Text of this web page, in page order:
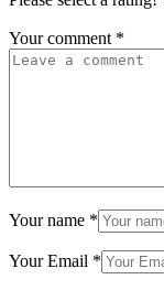
Your comment *
Your name *
Your Email *